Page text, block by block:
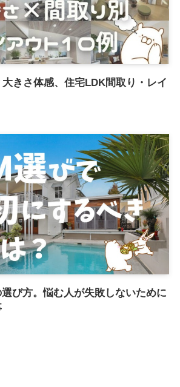
きさ体感、住宅LDK間取り・レイ
び方。悩む人が失敗しないために